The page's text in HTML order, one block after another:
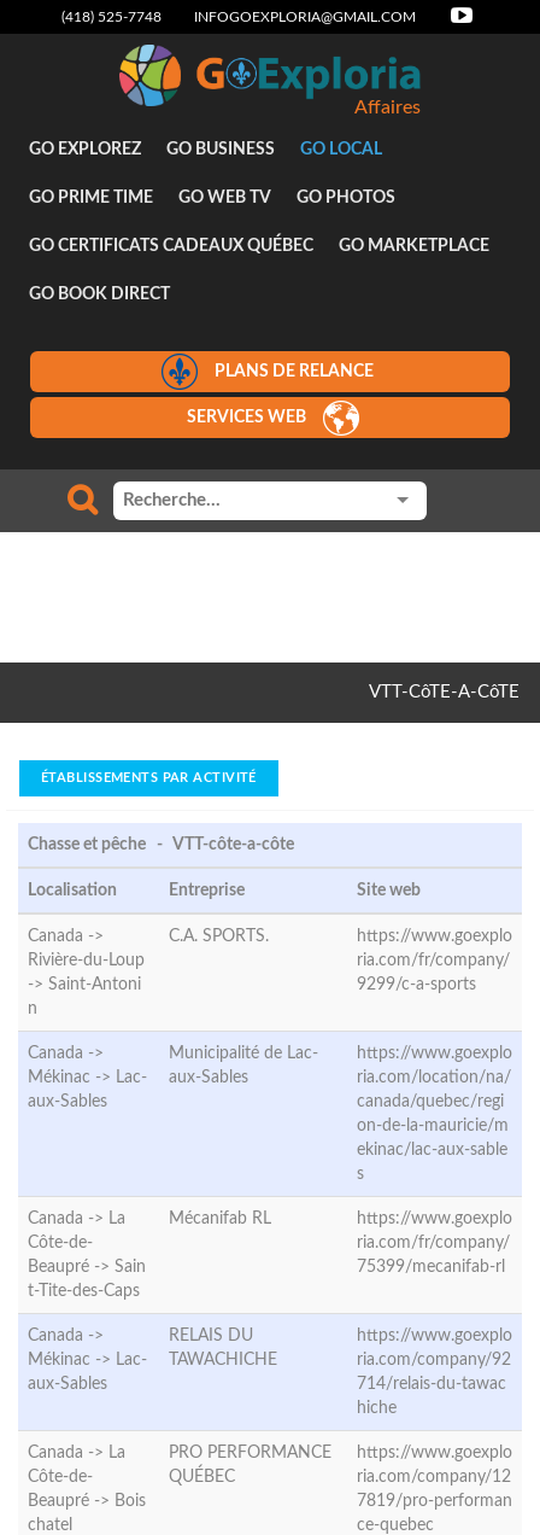
(418) 525-7748 INFOGOEXPLORIA@GMAIL.COM
Affaires
GO EXPLOREZ GO BUSINESS GO LOCAL
GO PRIME TIME GO WEB TV GO PHOTOS
GO CERTIFICATS CADEAUX QUÉBEC GO MARKETPLACE
GO BOOK DIRECT
PLANS DE RELANCE
SERVICES WEB
VTT-CôTE-A-CôTE
ÉTABLISSEMENTS PAR ACTIVITÉ
Chasse et pêche - VTT-côte-a-côte
Localisation Entreprise Site web
Canada ->
Rivière-du-Loup
-> Saint-Antoni
n
C.A. SPORTS.
https://www.goexplo
ria.com/fr/company/
9299/c-a-sports
Canada ->
Mékinac -> Lac-
aux-Sables
Municipalité de Lac-
aux-Sables
https://www.goexplo
ria.com/location/na/
canada/quebec/regi
on-de-la-mauricie/m
ekinac/lac-aux-sable
s
Canada -> La
Côte-de-
Beaupré -> Sain
t-Tite-des-Caps
Mécanifab RL
https://www.goexplo
ria.com/fr/company/
75399/mecanifab-rl
Canada ->
Mékinac -> Lac-
aux-Sables
RELAIS DU
TAWACHICHE
https://www.goexplo
ria.com/company/92
714/relais-du-tawac
hiche
Canada -> La
Côte-de-
Beaupré -> Bois
chatel
PRO PERFORMANCE
QUÉBEC
https://www.goexplo
ria.com/company/12
7819/pro-performan
ce-quebec